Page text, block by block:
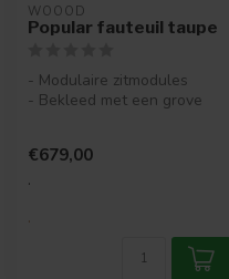
WOOOD
Popular fauteuil taupe
- Modulaire zitmodules
- Bekleed met een grove
€679,00
.
.